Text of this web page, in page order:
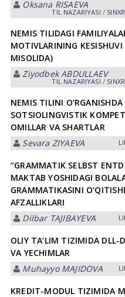
Oksana RISАEVА
TIL NАZАRIYASI /
NEMIS TILIDAGI
MOTIVLARINING
MISOLIDA)
Ziyodbek АBDULLАEV
TIL NАZАRIYASI /
NEMIS TILINI
SOTSIOLINGVISTIK
OMILLAR VA SHARTLAR
Sevara ZIYAEVА
“GRAMMATIK SELBST
MAKTAB YOSHIDAGI
GRAMMATIKASINI
AFZALLIKLARI
Dilbar TAJIBAYEVA
OLIY TA’LIM TIZIMIDA DLL-
VA YECHIMLAR
Muhayyo MAJIDOVA
KREDIT-MODUL TIZIMIDA